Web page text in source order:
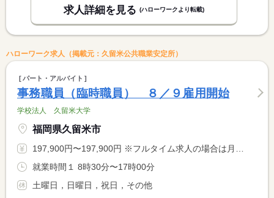
求人詳細を見る (ハローワークより転載)
ハローワーク求人（掲載元：久留米公共職業安定所）
パート・アルバイト
事務職員（臨時職員） ８／９雇用開始
学校法人 久留米大学
福岡県久留米市
197,900円〜197,900円 ※フルタイム求人の場合は月額（換算額）、パート求人の場合は時間額を表示しています。
就業時間１ 8時30分〜17時00分
土曜日，日曜日，祝日，その他